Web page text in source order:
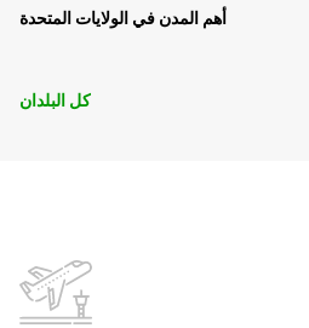
أهم المدن في الولايات المتحدة
كل البلدان